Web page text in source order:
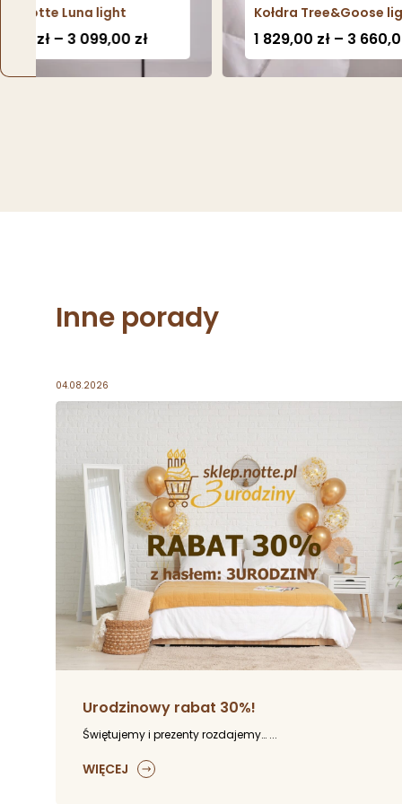
Luna light
3 099,00złZakres
cen:
od
Kołdra Tree&Goose light
1 829,00zł– 3 660,00zł
Inne porady
04.08.2026
Urodzinowy rabat 30%!
Świętujemy i prezenty rozdajemy… ...
WIĘCEJ